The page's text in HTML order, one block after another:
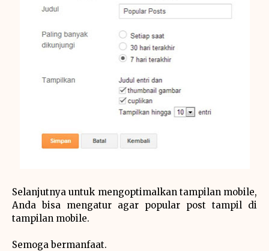
Selanjutnya untuk mengoptimalkan tampilan mobile,
Anda bisa mengatur agar popular post tampil di
tampilan mobile.
Semoga bermanfaat.